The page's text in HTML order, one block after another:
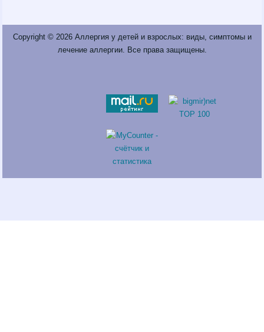
Copyright © 2026 Аллергия у детей и взрослых: виды, симптомы и
лечение аллергии. Все права защищены.